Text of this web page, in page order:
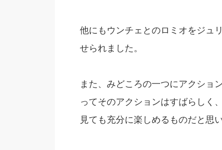
他にもウンチェとのロミオをジュ
せられました。
また、みどころの一つにアクショ
ってそのアクションはすばらしく
見ても充分に楽しめるものだと思い